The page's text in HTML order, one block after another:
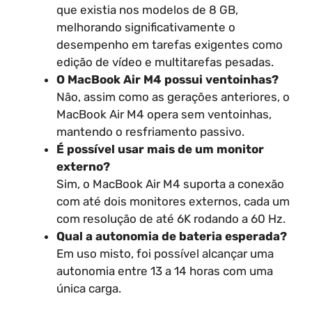
que existia nos modelos de 8 GB,
melhorando significativamente o
desempenho em tarefas exigentes como
edição de vídeo e multitarefas pesadas.
O MacBook Air M4 possui ventoinhas?
Não, assim como as gerações anteriores, o
MacBook Air M4 opera sem ventoinhas,
mantendo o resfriamento passivo.
É possível usar mais de um monitor
externo?
Sim, o MacBook Air M4 suporta a conexão
com até dois monitores externos, cada um
com resolução de até 6K rodando a 60 Hz.
Qual a autonomia de bateria esperada?
Em uso misto, foi possível alcançar uma
autonomia entre 13 a 14 horas com uma
única carga.